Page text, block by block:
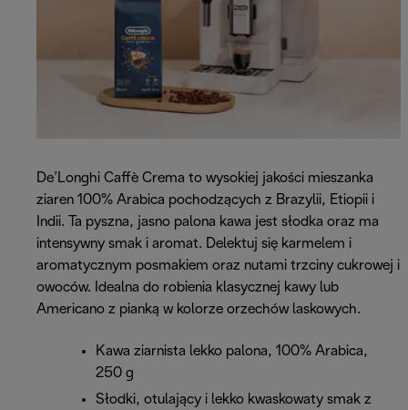
De’Longhi Caffè Crema to wysokiej jakości mieszanka
ziaren 100% Arabica pochodzących z Brazylii, Etiopii i
Indii. Ta pyszna, jasno palona kawa jest słodka oraz ma
intensywny smak i aromat. Delektuj się karmelem i
aromatycznym posmakiem oraz nutami trzciny cukrowej i
owoców. Idealna do robienia klasycznej kawy lub
Americano z pianką w kolorze orzechów laskowych.
Kawa ziarnista lekko palona, 100% Arabica,
250 g
Słodki, otulający i lekko kwaskowaty smak z